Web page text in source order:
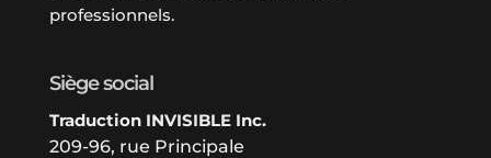
professionnels.
Siège social
Traduction INVISIBLE Inc.
209-96, rue Principale